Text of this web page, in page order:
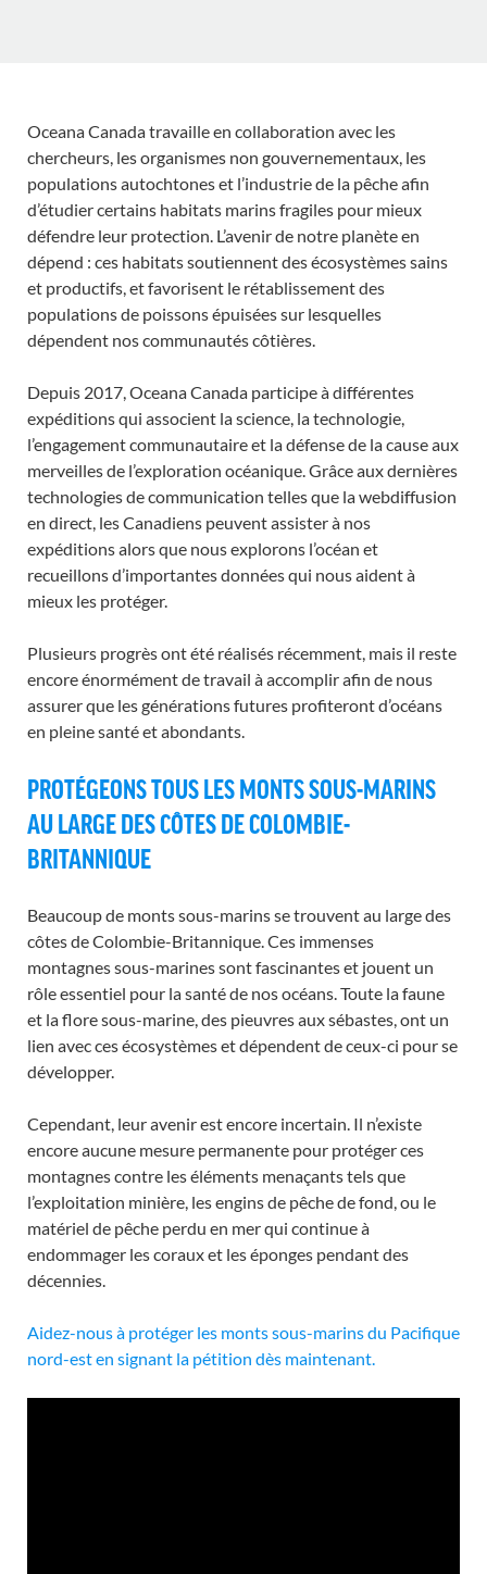
Oceana Canada travaille en collaboration avec les
chercheurs, les organismes non gouvernementaux, les
populations autochtones et l’industrie de la pêche afin
d’étudier certains habitats marins fragiles pour mieux
défendre leur protection. L’avenir de notre planète en
dépend : ces habitats soutiennent des écosystèmes sains
et productifs, et favorisent le rétablissement des
populations de poissons épuisées sur lesquelles
dépendent nos communautés côtières.
Depuis 2017, Oceana Canada participe à différentes
expéditions qui associent la science, la technologie,
l’engagement communautaire et la défense de la cause aux
merveilles de l’exploration océanique. Grâce aux dernières
technologies de communication telles que la webdiffusion
en direct, les Canadiens peuvent assister à nos
expéditions alors que nous explorons l’océan et
recueillons d’importantes données qui nous aident à
mieux les protéger.
Plusieurs progrès ont été réalisés récemment, mais il reste
encore énormément de travail à accomplir afin de nous
assurer que les générations futures profiteront d’océans
en pleine santé et abondants.
PROTÉGEONS TOUS LES MONTS SOUS-MARINS
AU LARGE DES CÔTES DE COLOMBIE-
BRITANNIQUE
Beaucoup de monts sous-marins se trouvent au large des
côtes de Colombie-Britannique. Ces immenses
montagnes sous-marines sont fascinantes et jouent un
rôle essentiel pour la santé de nos océans. Toute la faune
et la flore sous-marine, des pieuvres aux sébastes, ont un
lien avec ces écosystèmes et dépendent de ceux-ci pour se
développer.
Cependant, leur avenir est encore incertain. Il n’existe
encore aucune mesure permanente pour protéger ces
montagnes contre les éléments menaçants tels que
l’exploitation minière, les engins de pêche de fond, ou le
matériel de pêche perdu en mer qui continue à
endommager les coraux et les éponges pendant des
décennies.
Aidez-nous à protéger les monts sous-marins du Pacifique
nord-est en signant la pétition dès maintenant.